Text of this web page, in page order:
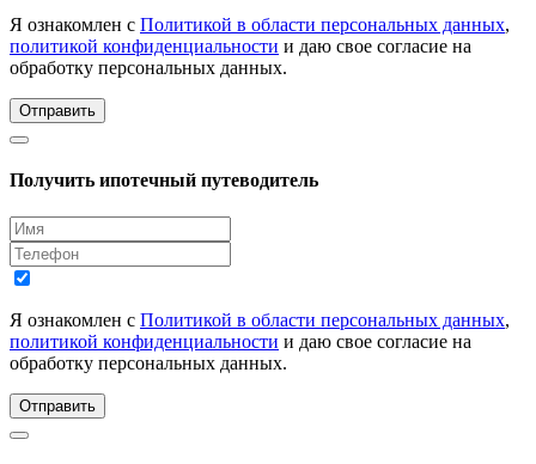
Я ознакомлен с Политикой в области персональных данных,
политикой конфиденциальности и даю свое согласие на
обработку персональных данных.
Отправить
Получить ипотечный путеводитель
Я ознакомлен с Политикой в области персональных данных,
политикой конфиденциальности и даю свое согласие на
обработку персональных данных.
Отправить